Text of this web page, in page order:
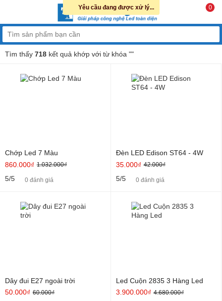
0
Tìm thấy 718 kết quả khớp với từ khóa ""
Chớp Led 7 Màu
860.000₫ 1.032.000₫
5/5 0 đánh giá
Đèn LED Edison ST64 - 4W
35.000₫ 42.000₫
5/5 0 đánh giá
Dây đui E27 ngoài trời
50.000₫ 60.000₫
Led Cuộn 2835 3 Hàng Led
3.900.000₫ 4.680.000₫
Yêu cầu đang được xử lý...